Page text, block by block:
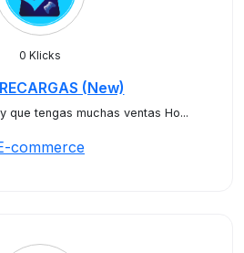
0 Klicks
(New)
que tengas muchas ventas Ho...
commerce